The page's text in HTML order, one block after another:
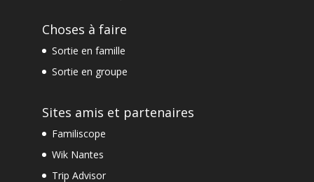
Choses à faire
Sortie en famille
Sortie en groupe
Sites amis et partenaires
Familiscope
Wik Nantes
Trip Advisor